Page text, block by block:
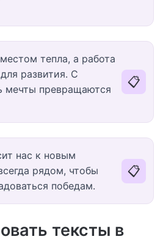
тепла, а работа
развития. С
мечты превращаются
📋
нас к новым
рядом, чтобы
победам.
📋
тексты в